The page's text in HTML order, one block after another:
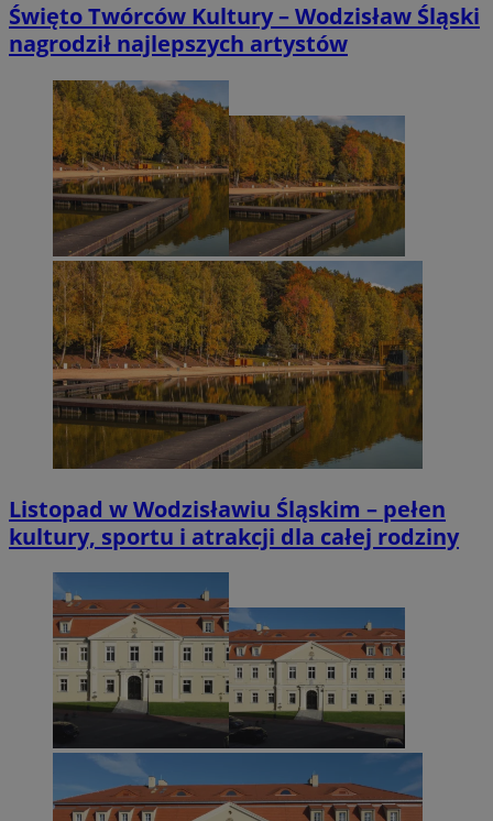
Święto Twórców Kultury – Wodzisław Śląski
nagrodził najlepszych artystów
Listopad w Wodzisławiu Śląskim – pełen
kultury, sportu i atrakcji dla całej rodziny